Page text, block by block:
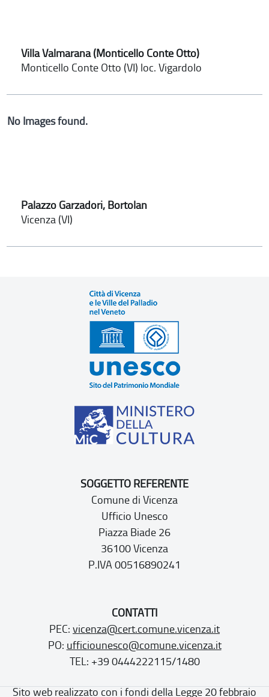
Villa Valmarana (Monticello Conte Otto)
Monticello Conte Otto (VI) loc. Vigardolo
No Images found.
Palazzo Garzadori, Bortolan
Vicenza (VI)
SOGGETTO REFERENTE
Comune di Vicenza
Ufficio Unesco
Piazza Biade 26
36100 Vicenza
P.IVA 00516890241
CONTATTI
PEC: vicenza@cert.comune.vicenza.it
PO: ufficiounesco@comune.vicenza.it
TEL: +39 0444222115/1480
Sito web realizzato con i fondi della Legge 20 febbraio